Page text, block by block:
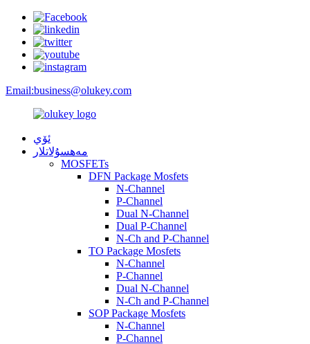
Email:business@olukey.com
ئۆي
مەھسۇلاتلار
MOSFETs
DFN Package Mosfets
N-Channel
P-Channel
Dual N-Channel
Dual P-Channel
N-Ch and P-Channel
TO Package Mosfets
N-Channel
P-Channel
Dual N-Channel
N-Ch and P-Channel
SOP Package Mosfets
N-Channel
P-Channel